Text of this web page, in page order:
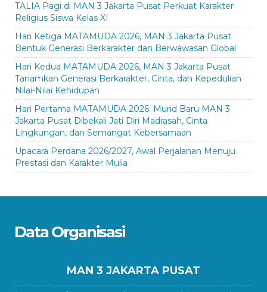
TALIA Pagi di MAN 3 Jakarta Pusat Perkuat Karakter
Religius Siswa Kelas XI
Hari Ketiga MATAMUDA 2026, MAN 3 Jakarta Pusat
Bentuk Generasi Berkarakter dan Berwawasan Global
Hari Kedua MATAMUDA 2026, MAN 3 Jakarta Pusat
Tanamkan Generasi Berkarakter, Cinta, dan Kepedulian
Nilai-Nilai Kehidupan
Hari Pertama MATAMUDA 2026: Murid Baru MAN 3
Jakarta Pusat Dibekali Jati Diri Madrasah, Cinta
Lingkungan, dan Semangat Kebersamaan
Upacara Perdana 2026/2027, Awal Perjalanan Menuju
Prestasi dan Karakter Mulia
Data Organisasi
MAN 3 JAKARTA PUSAT